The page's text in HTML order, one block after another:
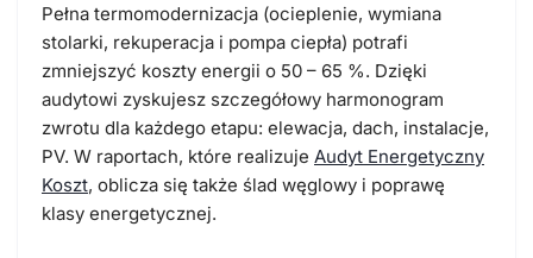
Pełna termomodernizacja (ocieplenie, wymiana
stolarki, rekuperacja i pompa ciepła) potrafi
zmniejszyć koszty energii o 50 – 65 %. Dzięki
audytowi zyskujesz szczegółowy harmonogram
zwrotu dla każdego etapu: elewacja, dach, instalacje,
PV. W raportach, które realizuje Audyt Energetyczny
Koszt, oblicza się także ślad węglowy i poprawę
klasy energetycznej.